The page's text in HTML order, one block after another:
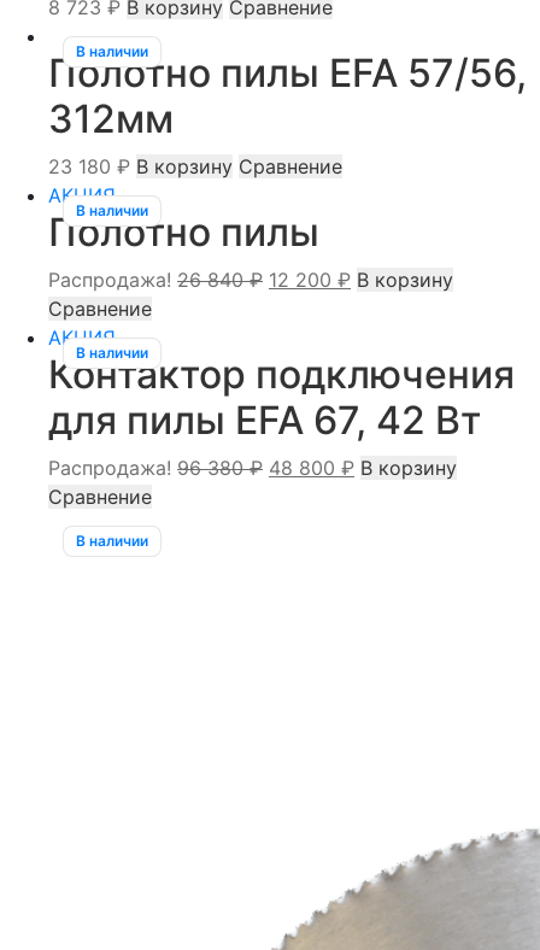
8 723 ₽ В корзину Сравнение
В наличии
Полотно пилы EFA 57/56,
312мм
23 180 ₽ В корзину Сравнение
В наличии
АКЦИЯ
Полотно пилы
Распродажа! 26 840₽ Первоначальная
26
840 ₽.
12 200 ₽Текущая
200 ₽.
В корзину
Сравнение
В наличии
АКЦИЯ
Контактор подключения
для пилы EFA 67, 42 Вт
Распродажа! 96 380₽ Первоначальная
48 800 ₽Текущая
В корзину
Сравнение
В наличии